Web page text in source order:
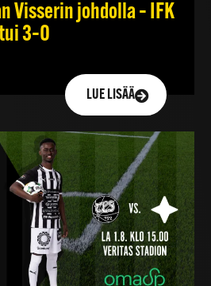
Visserin johdolla – IFK
3–0
LUE LISÄÄ